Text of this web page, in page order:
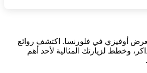
أوفيزي في فلورنسا. اكتشف روائع
وخطط لزيارتك المثالية لأحد أهم